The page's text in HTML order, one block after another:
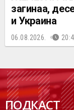
загинаа,
и Украина
06.08.2026.
ПОДКАСТ